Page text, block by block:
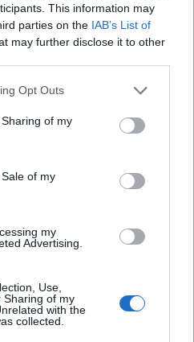
This information may
parties on the IAB’s List of
may further disclose it to other
Opt Outs
of my
of my
my
Advertising.
Use,
Sharing of my
with the
collected.
ελλείψεις στα
– Λείπουν ακόμη και
2026 16:46
από 10.500 αφίξεις
2026 13:18